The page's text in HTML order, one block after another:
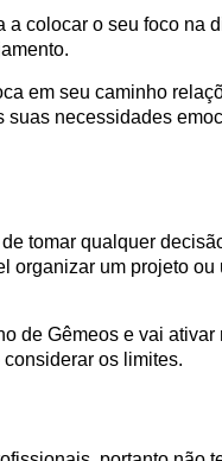
colocar o seu foco na
em seu caminho
suas necessidades
tomar qualquer
organizar um projeto ou
de Gêmeos e vai ativar
os limites.